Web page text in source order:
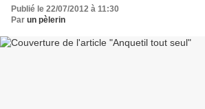
Publié le 22/07/2012 à 11:30
Par un pèlerin